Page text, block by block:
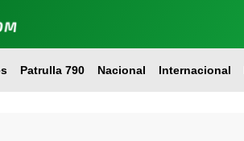
Patrulla 790 Nacional Internacional